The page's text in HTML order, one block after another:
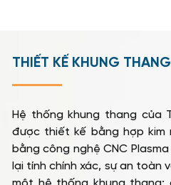
THIẾT KẾ KHUNG THANG
Hệ thống khung thang của
được thiết kế bằng hợp kim
bằng công nghệ CNC
lại tính chính xác, sự an toàn